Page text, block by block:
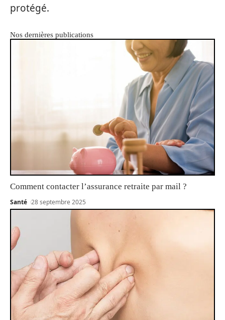
protégé.
Nos dernières publications
Comment contacter l’assurance retraite par mail ?
Santé 28 septembre 2025